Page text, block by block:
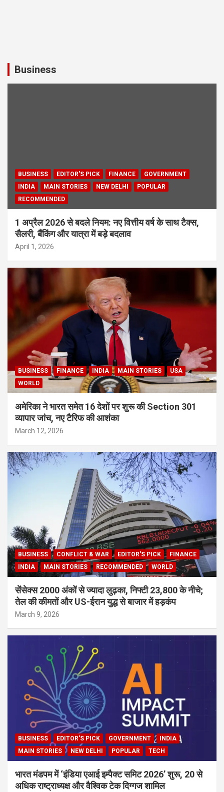
Business
BUSINESS EDITOR'S PICK FINANCE
GOVERNMENT
INDIA
MAIN STORIES NEW DELHI
POPULAR
RECOMMENDED
1 अप्रैल 2026 से बदले नियम: नए वित्तीय वर्ष के साथ टैक्स,
सैलरी, बैंकिंग और यात्रा में बड़े बदलाव
April 1, 2026
BUSINESS FINANCE INDIA MAIN STORIES
USA
WORLD
अमेरिका ने भारत समेत 16 देशों पर शुरू की Section 301
व्यापार जांच, नए टैरिफ की आशंका
March 12, 2026
BUSINESS CONFLICT & WAR EDITOR'S PICK
FINANCE
INDIA
MAIN STORIES RECOMMENDED WORLD
सेंसेक्स 2000 अंकों से ज्यादा लुढ़का, निफ्टी 23,800 के नीचे;
तेल की कीमतों और US-ईरान युद्ध से बाजार में हड़कंप
March 9, 2026
BUSINESS EDITOR'S PICK GOVERNMENT
INDIA
MAIN STORIES
NEW DELHI POPULAR TECH
भारत मंडपम में ‘इंडिया एआई इम्पैक्ट समिट 2026’ शुरू, 20 से
अधिक राष्ट्राध्यक्ष और वैश्विक टेक दिग्गज शामिल